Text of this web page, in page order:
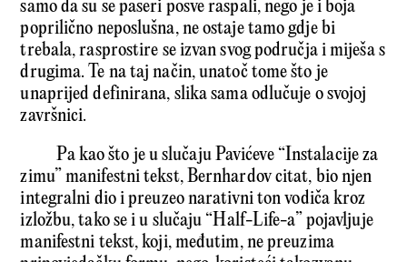
samo da su se paseri posve raspali, nego je i boja
poprilično neposlušna, ne ostaje tamo gdje bi
trebala, rasprostire se izvan svog područja i miješa s
drugima. Te na taj način, unatoč tome što je
unaprijed definirana, slika sama odlučuje o svojoj
završnici.
Pa kao što je u slučaju Pavićeve “Instalacije za
zimu” manifestni tekst, Bernhardov citat, bio njen
integralni dio i preuzeo narativni ton vodiča kroz
izložbu, tako se i u slučaju “Half-Life-a” pojavljuje
manifestni tekst, koji, međutim, ne preuzima